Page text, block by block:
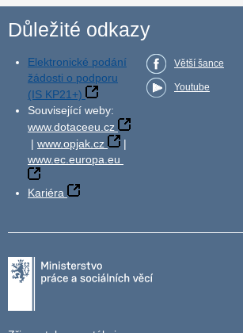
Důležité odkazy
Elektronické podání
žádosti o podporu
(IS KP21+)
Související weby:
www.dotaceeu.cz
| www.opjak.cz
|
www.ec.europa.eu
Kariéra
Větší šance
Youtube